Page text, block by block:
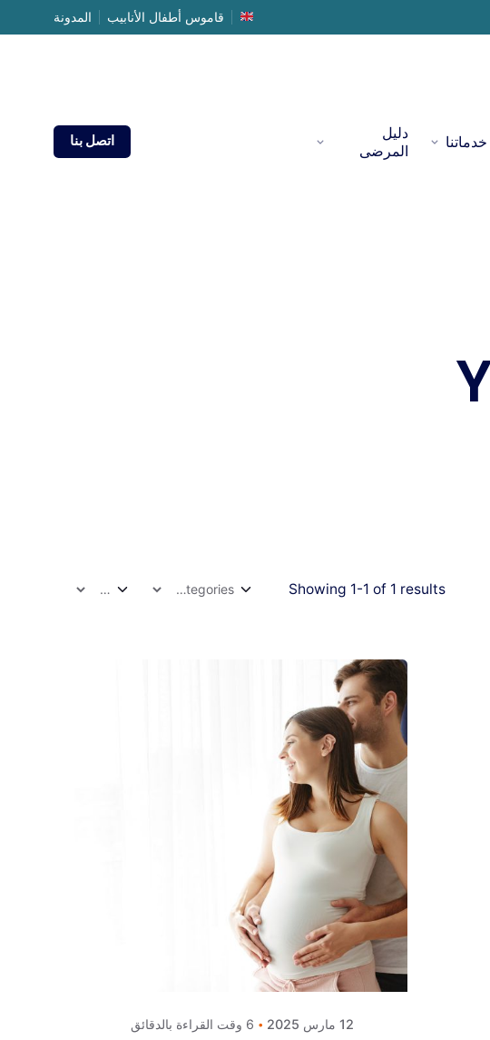
المدونة قاموس أطفال الأنابيب
خدماتنا
دليل
المرضى
اتصل بنا
Showing 1-1 of 1 results
Posted by
كلافيس لأطفال الأنابيب
في قبرص
12 مارس 2025 6 وقت القراءة بالدقائق